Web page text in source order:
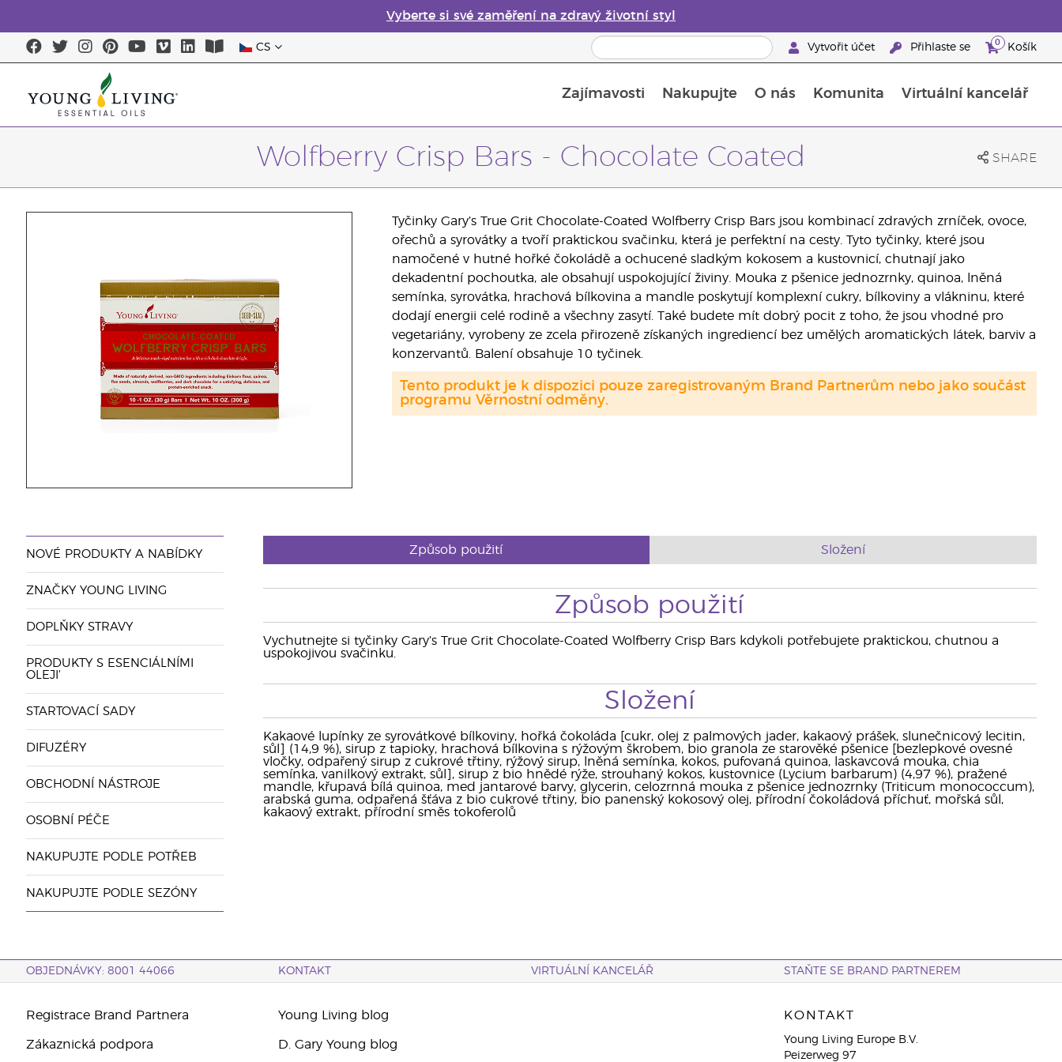
Vyberte si své zaměření na zdravý životní styl
CS Vytvořit účet Přihlaste se 0 Košík
Zajímavosti Nakupujte O nás Komunita Virtuální kancelář
Wolfberry Crisp Bars - Chocolate Coated SHARE
Tyčinky Gary’s True Grit Chocolate-Coated Wolfberry Crisp Bars jsou kombinací zdravých zrníček, ovoce,
ořechů a syrovátky a tvoří praktickou svačinku, která je perfektní na cesty. Tyto tyčinky, které jsou
namočené v hutné hořké čokoládě a ochucené sladkým kokosem a kustovnicí, chutnají jako
dekadentní pochoutka, ale obsahují uspokojující živiny. Mouka z pšenice jednozrnky, quinoa, lněná
semínka, syrovátka, hrachová bílkovina a mandle poskytují komplexní cukry, bílkoviny a vlákninu, které
dodají energii celé rodině a všechny zasytí. Také budete mít dobrý pocit z toho, že jsou vhodné pro
vegetariány, vyrobeny ze zcela přirozeně získaných ingrediencí bez umělých aromatických látek, barviv a
konzervantů. Balení obsahuje 10 tyčinek.
Tento produkt je k dispozici pouze zaregistrovaným Brand Partnerům nebo jako součást
programu Věrnostní odměny.
NOVÉ PRODUKTY A NABÍDKY
ZNAČKY YOUNG LIVING
DOPLŇKY STRAVY
PRODUKTY S ESENCIÁLNÍMI
OLEJI'
STARTOVACÍ SADY
DIFUZÉRY
OBCHODNÍ NÁSTROJE
OSOBNÍ PÉČE
NAKUPUJTE PODLE POTŘEB
NAKUPUJTE PODLE SEZÓNY
Způsob použití Složení
Způsob použití
Vychutnejte si tyčinky Gary’s True Grit Chocolate-Coated Wolfberry Crisp Bars kdykoli potřebujete praktickou, chutnou a
uspokojivou svačinku.
Složení
Kakaové lupínky ze syrovátkové bílkoviny, hořká čokoláda [cukr, olej z palmových jader, kakaový prášek, slunečnicový lecitin,
sůl] (14,9 %), sirup z tapioky, hrachová bílkovina s rýžovým škrobem, bio granola ze starověké pšenice [bezlepkové ovesné
vločky, odpařený sirup z cukrové třtiny, rýžový sirup, lněná semínka, kokos, pufovaná quinoa, laskavcová mouka, chia
semínka, vanilkový extrakt, sůl], sirup z bio hnědé rýže, strouhaný kokos, kustovnice (Lycium barbarum) (4,97 %), pražené
mandle, křupavá bílá quinoa, med jantarové barvy, glycerin, celozrnná mouka z pšenice jednozrnky (Triticum monococcum),
arabská guma, odpařená šťáva z bio cukrové třtiny, bio panenský kokosový olej, přírodní čokoládová příchuť, mořská sůl,
kakaový extrakt, přírodní směs tokoferolů
OBJEDNÁVKY: 8001 44066 KONTAKT VIRTUÁLNÍ KANCELÁŘ STAŇTE SE BRAND PARTNEREM
Registrace Brand Partnera
Zákaznická podpora
Young Living blog
D. Gary Young blog
KONTAKT
Young Living Europe B.V.
Peizerweg 97